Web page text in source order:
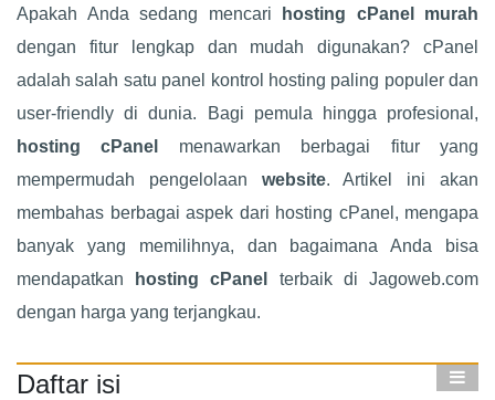
Apakah Anda sedang mencari
hosting cPanel murah
dengan fitur lengkap dan mudah digunakan? cPanel
adalah salah satu panel kontrol hosting paling populer dan
user-friendly di dunia. Bagi pemula hingga profesional,
hosting cPanel
menawarkan berbagai fitur yang
mempermudah pengelolaan website. Artikel ini akan
membahas berbagai aspek dari hosting cPanel, mengapa
banyak yang memilihnya, dan bagaimana Anda bisa
mendapatkan
hosting cPanel
terbaik di Jagoweb.com
dengan harga yang terjangkau.
Daftar isi